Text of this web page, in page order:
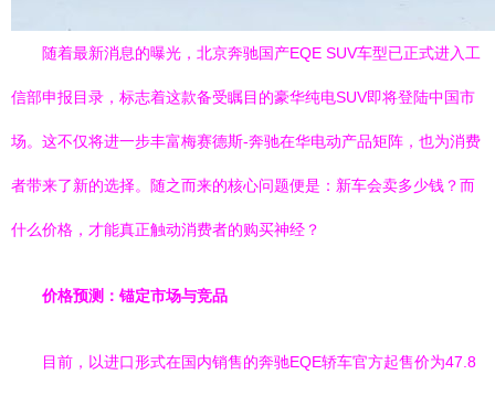
随着最新消息的曝光，北京奔驰国产EQE SUV车型已正式进入工
信部申报目录，标志着这款备受瞩目的豪华纯电SUV即将登陆中国市
场。这不仅将进一步丰富梅赛德斯-奔驰在华电动产品矩阵，也为消费
者带来了新的选择。随之而来的核心问题便是：新车会卖多少钱？而
什么价格，才能真正触动消费者的购买神经？
价格预测：锚定市场与竞品
目前，以进口形式在国内销售的奔驰EQE轿车官方起售价为47.8